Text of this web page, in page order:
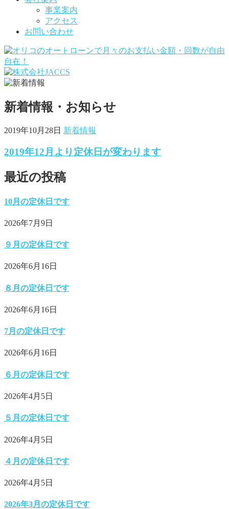
事業案内
アクセス
お問い合わせ
新着情報・お知らせ
2019年10月28日 新着情報
2019年12月より定休日が変わります
最近の投稿
10月の定休日です
2026年7月9日
９月の定休日です
2026年6月16日
８月の定休日です
2026年6月16日
7月の定休日です
2026年6月16日
６月の定休日です
2026年4月5日
５月の定休日です
2026年4月5日
４月の定休日です
2026年4月5日
2026年3月の定休日です